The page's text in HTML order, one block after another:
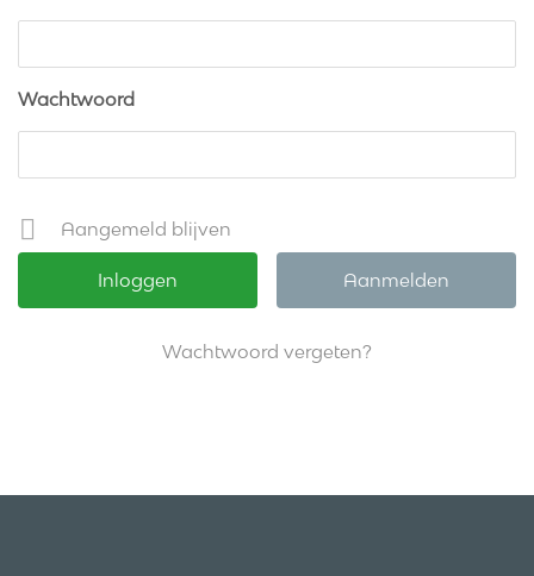
Wachtwoord
Aangemeld blijven
Aanmelden
Wachtwoord vergeten?